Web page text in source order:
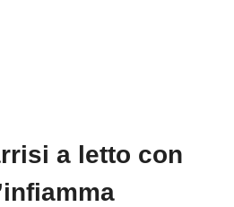
a letto con